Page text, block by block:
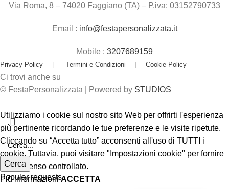
Via Roma, 8 – 74020 Faggiano (TA) – P.iva: 03152790733
Email : info@festapersonalizzata.it
Mobile : 3207689159
Privacy Policy | Termini e Condizioni | Cookie Policy
Ci trovi anche su
© FestaPersonalizzata | Powered by STUD!OS
Cerca
Popular requests
Utilizziamo i cookie sul nostro sito Web per offrirti l'esperienza
più pertinente ricordando le tue preferenze e le visite ripetute.
Cliccando su “Accetta tutto” acconsenti all'uso di TUTTI i
cookie. Tuttavia, puoi visitare "Impostazioni cookie" per fornire
un consenso controllato.
Più informazioniACCETTA